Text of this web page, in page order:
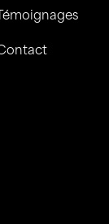
Témoignages